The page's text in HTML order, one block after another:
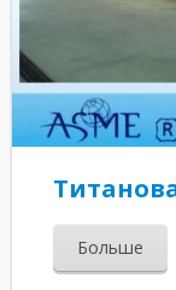
Больше